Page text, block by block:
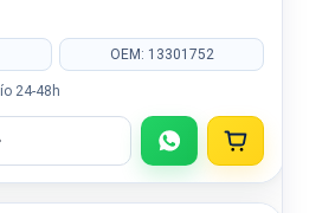
OEM: 13301752
24-48h